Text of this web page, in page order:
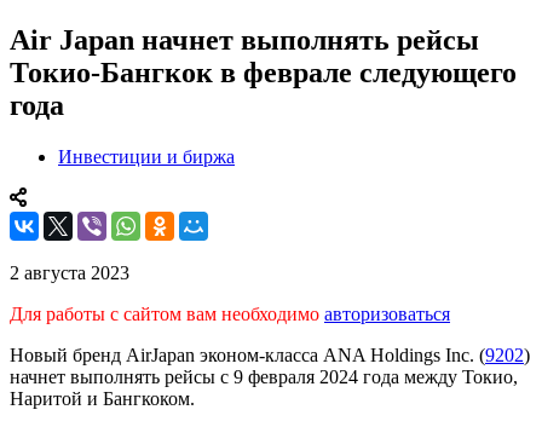
Air Japan начнет выполнять рейсы
Токио-Бангкок в феврале следующего
года
Инвестиции и биржа
2 августа 2023
Для работы с сайтом вам необходимо авторизоваться
Новый бренд AirJapan эконом-класса ANA Holdings Inc. (9202)
начнет выполнять рейсы с 9 февраля 2024 года между Токио,
Наритой и Бангкоком.